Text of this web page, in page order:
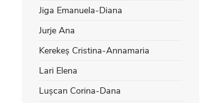
Jiga Emanuela-Diana
Jurje Ana
Kerekeș Cristina-Annamaria
Lari Elena
Lușcan Corina-Dana